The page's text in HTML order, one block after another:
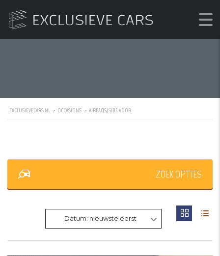
EXCLUSIEVECARS.NL > OCCASIONS > AIRBAG(S) SIDE VOOR
ZOEK OPTIES
Datum: nieuwste eerst